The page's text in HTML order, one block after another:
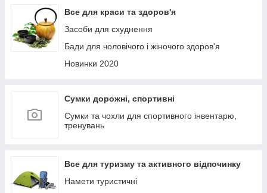
Все для краси та здоров'я
Засоби для схуднення
Бади для чоловічого і жіночого здоров'я
Новинки 2020
Сумки дорожні, спортивні
Сумки та чохли для спортивного інвентарю,
тренувань
Все для туризму та активного відпочинку
Намети туристичні